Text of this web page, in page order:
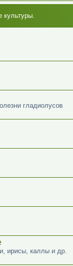
культуры.
гладиолусов
ирисы, каллы и др.